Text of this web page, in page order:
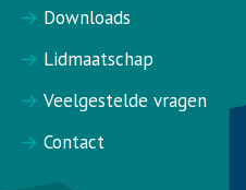
Downloads
Lidmaatschap
Veelgestelde vragen
Contact